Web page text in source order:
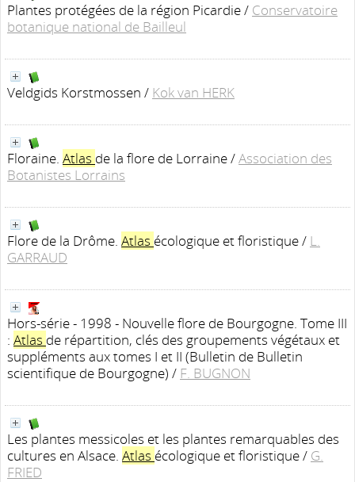
Plantes protégées de la région Picardie/ Conservatoire
botanique national de Bailleul
Veldgids Korstmossen / Kok van HERK
Floraine. Atlas de la flore de Lorraine/Association des
Botanistes Lorrains
Flore de la Drôme. Atlas écologique et floristique/ L.
GARRAUD
Hors-série - 1998 - Nouvelle flore de Bourgogne. Tome III
: Atlas de répartition, clés des groupements végétaux et
suppléments aux tomes I et II (Bulletin de Bulletin
scientifique de Bourgogne) / F. BUGNON
Les plantes messicoles et les plantes remarquables des
cultures en Alsace. Atlas écologique et floristique/ G.
FRIED